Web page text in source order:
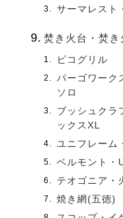
サーマレス
焚き火台・焚き
ピコグリル
パーゴワーク
ソロ
ブッシュクラ
ックスXL
ユニフレー
ベルモント・
テオゴニア
焼き網(五徳)